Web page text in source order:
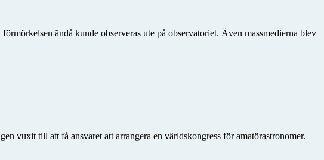
ändå kunde observeras ute på observatoriet. Även massmedierna blev
vuxit till att få ansvaret att arrangera en världskongress för amatörastronomer.